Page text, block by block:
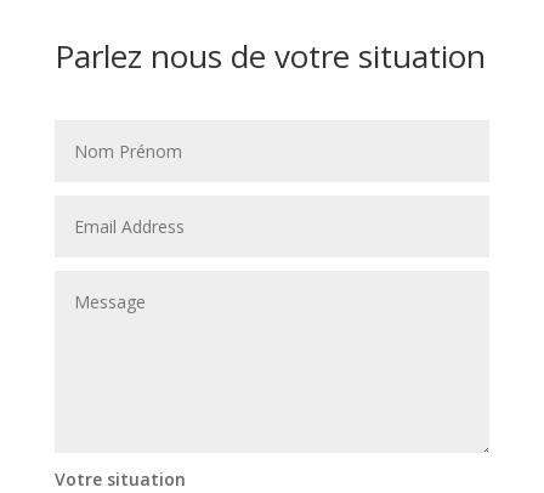
Parlez nous de votre situation
Votre situation